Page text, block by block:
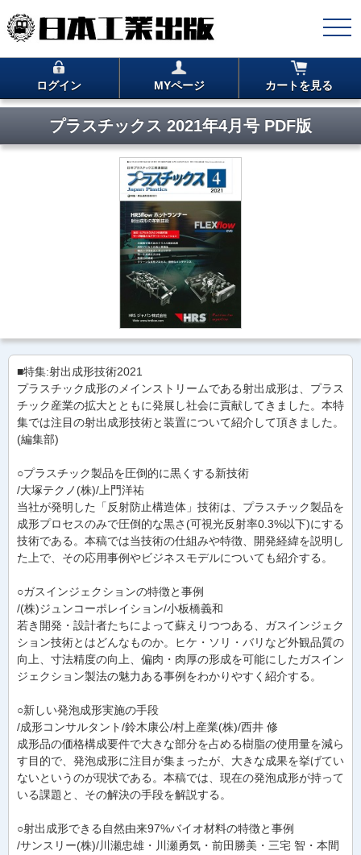
ログイン MYページ カートを見る
プラスチックス 2021年4月号 PDF版
■特集:射出成形技術2021
プラスチック成形のメインストリームである射出成形は、プラス
チック産業の拡大とともに発展し社会に貢献してきました。本特
集では注目の射出成形技術と装置について紹介して頂きました。
(編集部)
○プラスチック製品を圧倒的に黒くする新技術
/大塚テクノ(株)/上門洋祐
当社が発明した「反射防止構造体」技術は、プラスチック製品を
成形プロセスのみで圧倒的な黒さ(可視光反射率0.3%以下)にする
技術である。本稿では当技術の仕組みや特徴、開発経緯を説明し
た上で、その応用事例やビジネスモデルについても紹介する。
○ガスインジェクションの特徴と事例
/(株)ジュンコーポレイション/小板橋義和
若き開発・設計者たちによって蘇えりつつある、ガスインジェク
ション技術とはどんなものか。ヒケ・ソリ・バリなど外観品質の
向上、寸法精度の向上、偏肉・肉厚の形成を可能にしたガスイン
ジェクション製法の魅力ある事例をわかりやすく紹介する。
○新しい発泡成形実施の手段
/成形コンサルタント/鈴木康公/村上産業(株)/西井 修
成形品の価格構成要件で大きな部分を占める樹脂の使用量を減ら
す目的で、発泡成形に注目が集まったが、大きな成果を挙げてい
ないというのが現状である。本稿では、現在の発泡成形が持って
いる課題と、その解決の手段を解説する。
○射出成形できる自然由来97%バイオ材料の特徴と事例
/サンスリー(株)/川瀬忠雄・川瀬勇気・前田勝美・三宅 智・本間